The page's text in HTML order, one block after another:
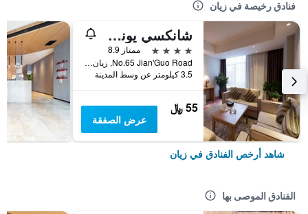
فنادق رخيصة في زيان
شانكسي يونكون هوتل
4 نجوم
ممتاز 8.9
No.65 Jian'Guo Road, زيان, الصين
3.5 كيلومتر عن وسط المدينة
55 ﷼
عرض الصفقة
شاهد أرخص الفنادق في زيان
الفنادق الموصى بها